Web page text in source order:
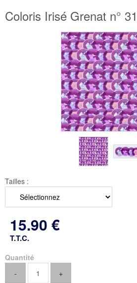
Coloris Irisé Grenat n°
Tailles :
15.90 €
T.T.C.
Quantité